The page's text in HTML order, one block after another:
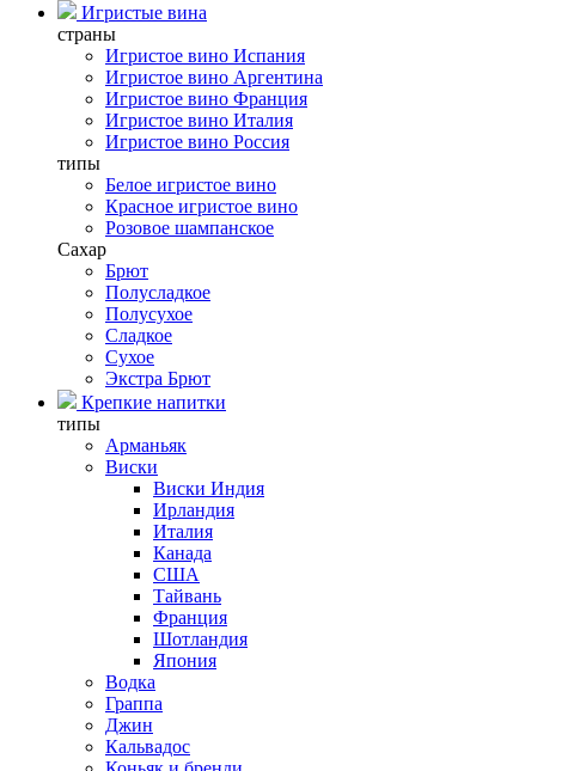
Игристые вина
страны
Игристое вино Испания
Игристое вино Аргентина
Игристое вино Франция
Игристое вино Италия
Игристое вино Россия
типы
Белое игристое вино
Красное игристое вино
Розовое шампанское
Сахар
Брют
Полусладкое
Полусухое
Сладкое
Сухое
Экстра Брют
Крепкие напитки
типы
Арманьяк
Виски
Виски Индия
Ирландия
Италия
Канада
США
Тайвань
Франция
Шотландия
Япония
Водка
Граппа
Джин
Кальвадос